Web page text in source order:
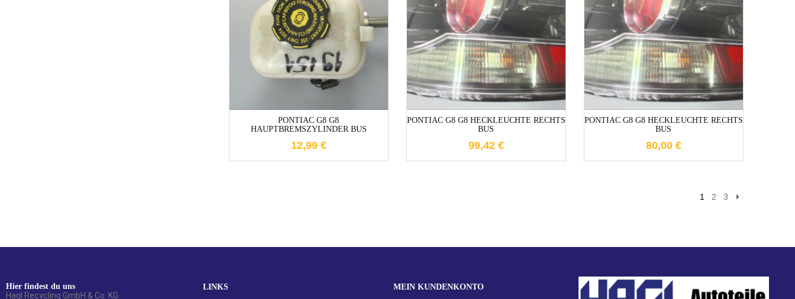
PONTIAC G8 G8
HAUPTBREMSZYLINDER BUS
12,99 €
1-3 Werktage
PONTIAC G8 G8 HECKLEUCHTE RECHTS
BUS
99,42 €
1-3 Werktage
PONTIAC G8 G8 HECKLEUCHTE RECHTS
BUS
80,00 €
1-3 Werktage
1 2 3
Hier findest du uns
Hagl Recycling GmbH & Co. KG
LINKS MEIN KUNDENKONTO